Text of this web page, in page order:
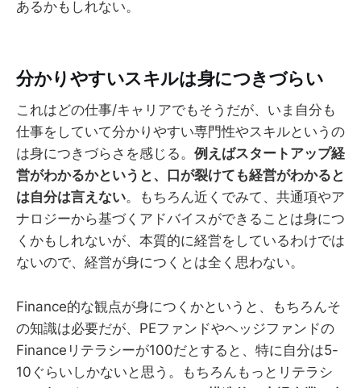
あるかもしれない。
分かりやすいスキルは身につきづらい
これはどの仕事/キャリアでもそうだが、いま自分も
仕事をしていて分かりやすい専門性やスキルというの
は身につきづらさを感じる。 例えばスタートアップ経
営がわかるかというと、口が裂けても経営がわかると
は自分は言えない。もちろん近くでみて、共通項やア
ナロジーから基づくアドバイスができることは身につ
くかもしれないが、本質的に経営をしているわけでは
ないので、経営が身につくとは全く思わない。
Finance的な観点が身につくかというと、もちろんそ
の知識は必要だが、PEファンドやヘッジファンドの
Financeリテラシーが100だとすると、特に自分は5-
10ぐらいしかないと思う。もちろんもっとリテラシ